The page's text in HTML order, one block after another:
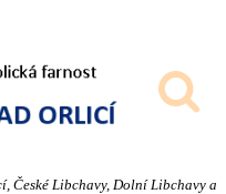
České Libchavy, Dolní Libchavy a